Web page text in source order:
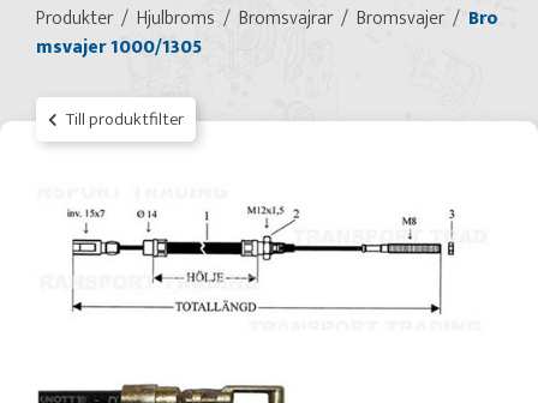
Produkter Hjulbroms Bromsvajrar Bromsvajer
Bro
msvajer 1000/1305
Till produktfilter